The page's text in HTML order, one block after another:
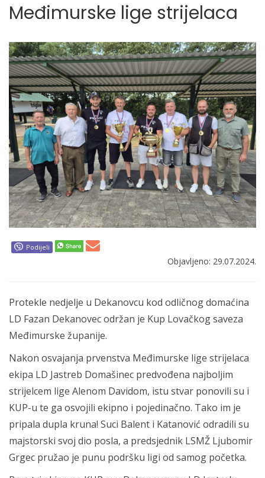
Međimurske lige strijelaca
Podijeli
Objavljeno: 29.07.2024.
Protekle nedjelje u Dekanovcu kod odličnog domaćina
LD Fazan Dekanovec održan je Kup Lovačkog saveza
Međimurske županije.
Nakon osvajanja prvenstva Međimurske lige strijelaca
ekipa LD Jastreb Domašinec predvođena najboljim
strijelcem lige Alenom Davidom, istu stvar ponovili su i
KUP-u te ga osvojili ekipno i pojedinačno. Tako im je
pripala dupla kruna! Suci Balent i Katanović odradili su
majstorski svoj dio posla, a predsjednik LSMŽ Ljubomir
Grgec pružao je punu podršku ligi od samog početka.